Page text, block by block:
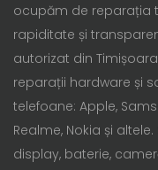
ocupăm de reparația
rapiditate și
autorizat din
reparații hardware și
telefoane: Apple,
Realme, Nokia și
display, baterie,